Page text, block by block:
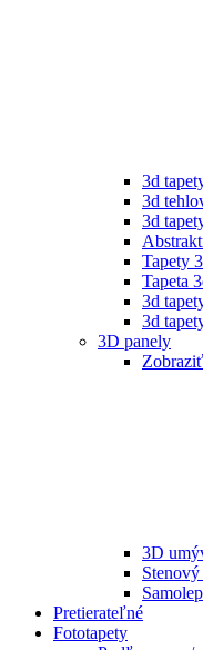
3d
3d
3d
Tapety
Tapeta
3d
3d
3D panely
3D
Pretierateľné
Fototapety